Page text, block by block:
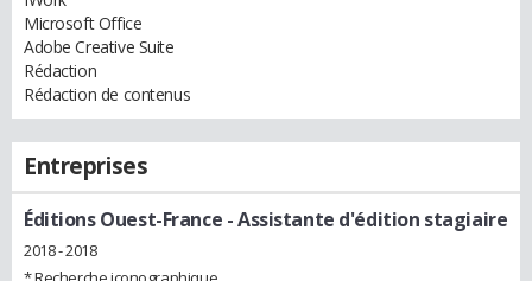
Microsoft Office
Adobe Creative Suite
Rédaction
Rédaction de contenus
Entreprises
Éditions Ouest-France - Assistante d'édition stagiaire
2018 - 2018